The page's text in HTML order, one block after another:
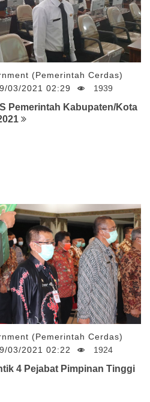
(Pemerintah Cerdas)
03/2021 02:29 1939
Pemerintah Kabupaten/Kota
(Pemerintah Cerdas)
03/2021 02:22 1924
4 Pejabat Pimpinan Tinggi